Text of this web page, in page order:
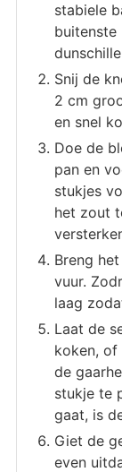
stabiele
buitenste
Snij de
2 cm
en snel
Doe de
pan en
stukjes
het zout
Breng
vuur.
laag
Laat de
koken,
de
stukje te
gaat, is
Giet de
even